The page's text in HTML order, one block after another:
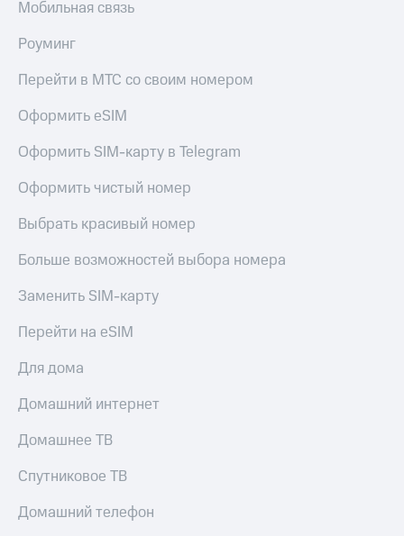
Мобильная связь
Роуминг
Перейти в МТС со своим номером
Оформить eSIM
Оформить SIM-карту в Telegram
Оформить чистый номер
Выбрать красивый номер
Больше возможностей выбора номера
Заменить SIM-карту
Перейти на eSIM
Для дома
Домашний интернет
Домашнее ТВ
Спутниковое ТВ
Домашний телефон